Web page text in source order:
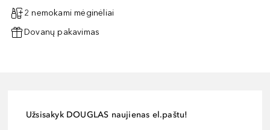
2 nemokami mėginėliai
Dovanų pakavimas
Užsisakyk DOUGLAS naujienas el.paštu!